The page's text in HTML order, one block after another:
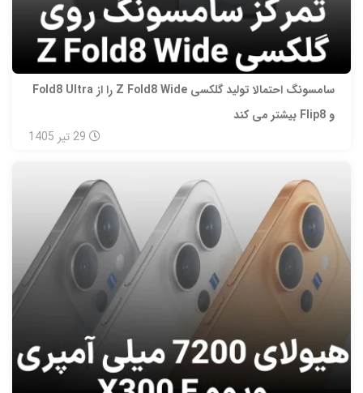
سامسونگ احتمالا تولید گلکسی Z Fold8 Wide را از Fold8 Ultra
و Flip8 بیشتر می‌ کند
29 تیر 1405